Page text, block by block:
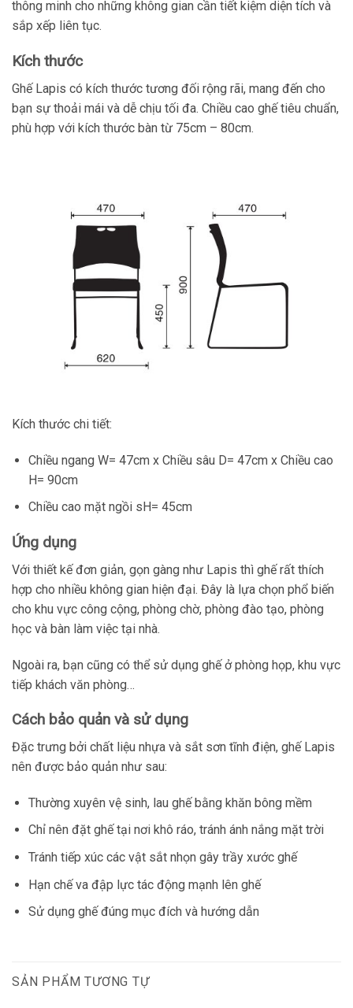
thông minh cho những không gian cần tiết kiệm diện tích và
sắp xếp liên tục.
Kích thước
Ghế Lapis có kích thước tương đối rộng rãi, mang đến cho
bạn sự thoải mái và dễ chịu tối đa. Chiều cao ghế tiêu chuẩn,
phù hợp với kích thước bàn từ 75cm – 80cm.
Kích thước chi tiết:
Chiều ngang W= 47cm x Chiều sâu D= 47cm x Chiều cao
H= 90cm
Chiều cao mặt ngồi sH= 45cm
Ứng dụng
Với thiết kế đơn giản, gọn gàng như Lapis thì ghế rất thích
hợp cho nhiều không gian hiện đại. Đây là lựa chọn phổ biến
cho khu vực công cộng, phòng chờ, phòng đào tạo, phòng
học và bàn làm việc tại nhà.
Ngoài ra, bạn cũng có thể sử dụng ghế ở phòng họp, khu vực
tiếp khách văn phòng…
Cách bảo quản và sử dụng
Đặc trưng bởi chất liệu nhựa và sắt sơn tĩnh điện, ghế Lapis
nên được bảo quản như sau:
Thường xuyên vệ sinh, lau ghế bằng khăn bông mềm
Chỉ nên đặt ghế tại nơi khô ráo, tránh ánh nắng mặt trời
Tránh tiếp xúc các vật sắt nhọn gây trầy xước ghế
Hạn chế va đập lực tác động mạnh lên ghế
Sử dụng ghế đúng mục đích và hướng dẫn
SẢN PHẨM TƯƠNG TỰ